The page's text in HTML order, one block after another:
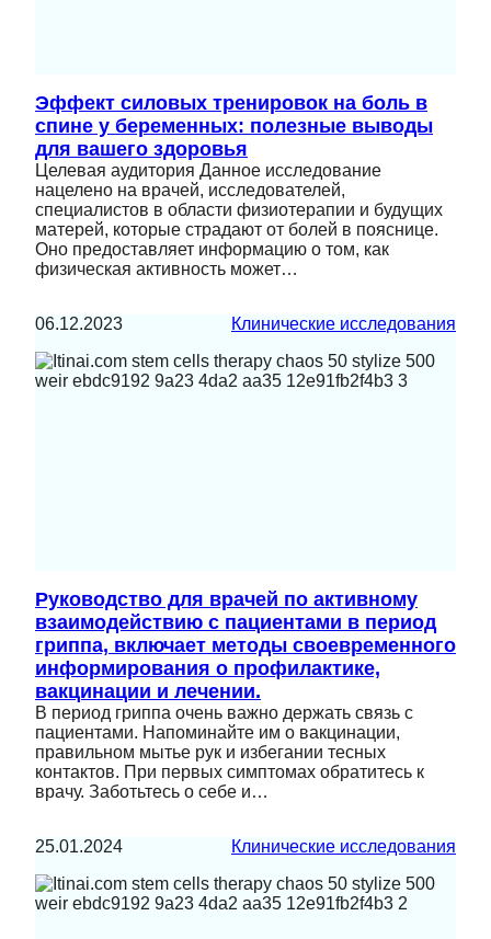
Эффект силовых тренировок на боль в
спине у беременных: полезные выводы
для вашего здоровья
Целевая аудитория Данное исследование
нацелено на врачей, исследователей,
специалистов в области физиотерапии и будущих
матерей, которые страдают от болей в пояснице.
Оно предоставляет информацию о том, как
физическая активность может…
06.12.2023 Клинические исследования
Руководство для врачей по активному
взаимодействию с пациентами в период
гриппа, включает методы своевременного
информирования о профилактике,
вакцинации и лечении.
В период гриппа очень важно держать связь с
пациентами. Напоминайте им о вакцинации,
правильном мытье рук и избегании тесных
контактов. При первых симптомах обратитесь к
врачу. Заботьтесь о себе и…
25.01.2024 Клинические исследования